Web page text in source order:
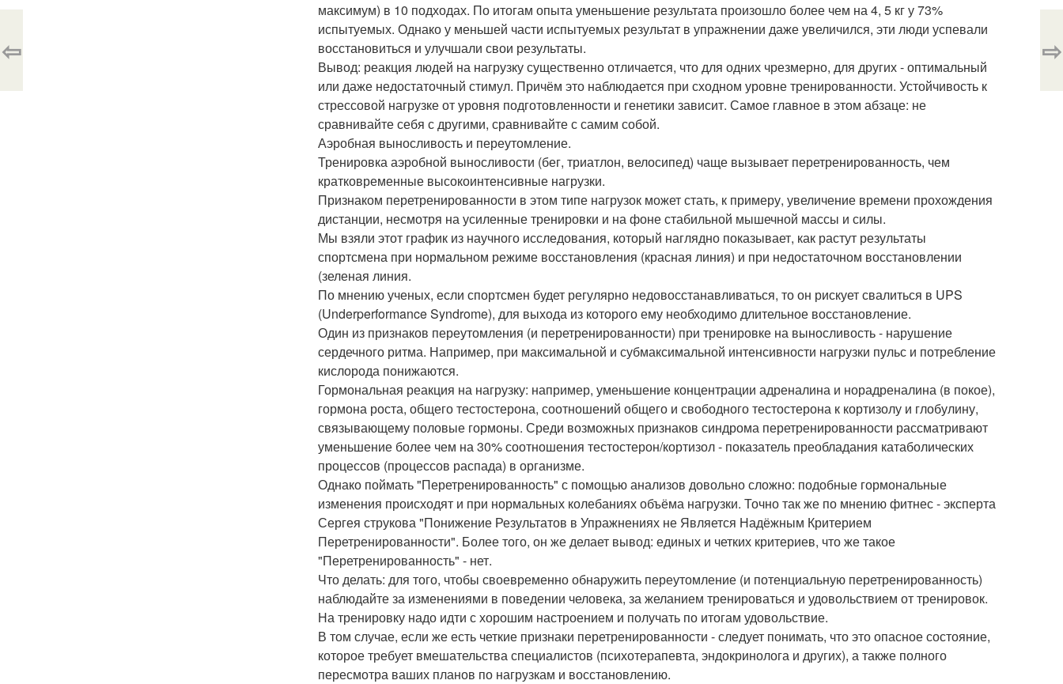
максимум) в 10 подходах. По итогам опыта уменьшение результата произошло более чем на 4, 5 кг у 73%
испытуемых. Однако у меньшей части испытуемых результат в упражнении даже увеличился, эти люди успевали
восстановиться и улучшали свои результаты.
Вывод: реакция людей на нагрузку существенно отличается, что для одних чрезмерно, для других - оптимальный
или даже недостаточный стимул. Причём это наблюдается при сходном уровне тренированности. Устойчивость к
стрессовой нагрузке от уровня подготовленности и генетики зависит. Самое главное в этом абзаце: не
сравнивайте себя с другими, сравнивайте с самим собой.
Аэробная выносливость и переутомление.
Тренировка аэробной выносливости (бег, триатлон, велосипед) чаще вызывает перетренированность, чем
кратковременные высокоинтенсивные нагрузки.
Признаком перетренированности в этом типе нагрузок может стать, к примеру, увеличение времени прохождения
дистанции, несмотря на усиленные тренировки и на фоне стабильной мышечной массы и силы.
Мы взяли этот график из научного исследования, который наглядно показывает, как растут результаты
спортсмена при нормальном режиме восстановления (красная линия) и при недостаточном восстановлении
(зеленая линия.
По мнению ученых, если спортсмен будет регулярно недовосстанавливаться, то он рискует свалиться в UPS
(Underperformance Syndrome), для выхода из которого ему необходимо длительное восстановление.
Один из признаков переутомления (и перетренированности) при тренировке на выносливость - нарушение
сердечного ритма. Например, при максимальной и субмаксимальной интенсивности нагрузки пульс и потребление
кислорода понижаются.
Гормональная реакция на нагрузку: например, уменьшение концентрации адреналина и норадреналина (в покое),
гормона роста, общего тестостерона, соотношений общего и свободного тестостерона к кортизолу и глобулину,
связывающему половые гормоны. Среди возможных признаков синдрома перетренированности рассматривают
уменьшение более чем на 30% соотношения тестостерон/кортизол - показатель преобладания катаболических
процессов (процессов распада) в организме.
Однако поймать "Перетренированность" с помощью анализов довольно сложно: подобные гормональные
изменения происходят и при нормальных колебаниях объёма нагрузки. Точно так же по мнению фитнес - эксперта
Сергея струкова "Понижение Результатов в Упражнениях не Является Надёжным Критерием
Перетренированности". Более того, он же делает вывод: единых и четких критериев, что же такое
"Перетренированность" - нет.
Что делать: для того, чтобы своевременно обнаружить переутомление (и потенциальную перетренированность)
наблюдайте за изменениями в поведении человека, за желанием тренироваться и удовольствием от тренировок.
На тренировку надо идти с хорошим настроением и получать по итогам удовольствие.
В том случае, если же есть четкие признаки перетренированности - следует понимать, что это опасное состояние,
которое требует вмешательства специалистов (психотерапевта, эндокринолога и других), а также полного
пересмотра ваших планов по нагрузкам и восстановлению.
⇦ ⇨